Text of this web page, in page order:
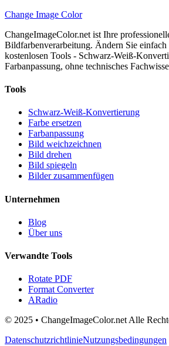
Change Image Color
ChangeImageColor.net ist Ihre
Bildfarbenverarbeitung. Ändern Sie
kostenlosen Tools - Schwarz-Weiß-
Farbanpassung, ohne technisches
Tools
Schwarz-Weiß-Konvertierung
Farbe ersetzen
Farbanpassung
Bild weichzeichnen
Bild drehen
Bild spiegeln
Bilder zusammenfügen
Unternehmen
Blog
Über uns
Verwandte Tools
Rotate PDF
Format Converter
ARadio
© 2025 • ChangeImageColor.net Alle
DatenschutzrichtlinieNutzungsbedingungen